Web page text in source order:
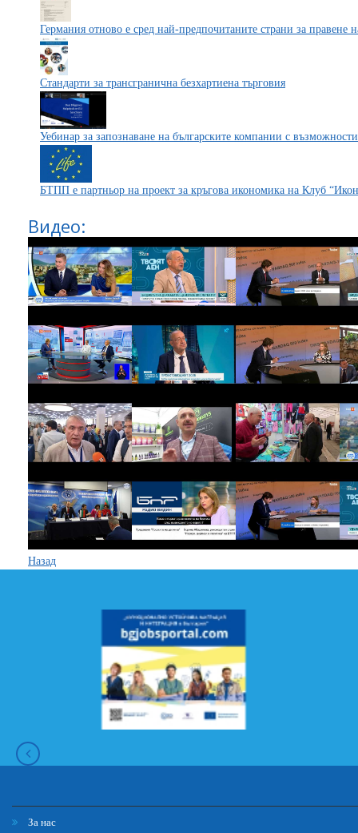
Германия отново е сред най-предпочитаните страни за правене
Стандарти за трансгранична безхартиена търговия
Уебинар за запознаване на българските компании с
БТПП е партньор на проект за кръгова икономика на Клуб
Видео:
Назад
За нас